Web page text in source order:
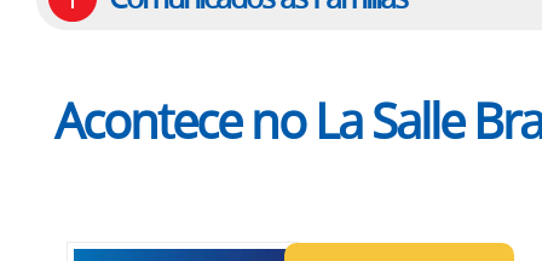
Acontece no La Salle